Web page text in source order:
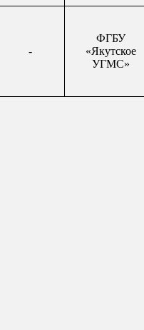
-
ФГБУ
«Якутское
УГМС»